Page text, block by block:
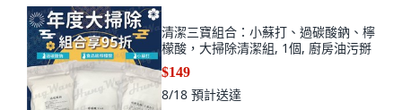
清潔三寶組合：小蘇打、過碳酸鈉、檸
檬酸，大掃除清潔組, 1個, 廚房油污掰
$149
8/18 預計送達